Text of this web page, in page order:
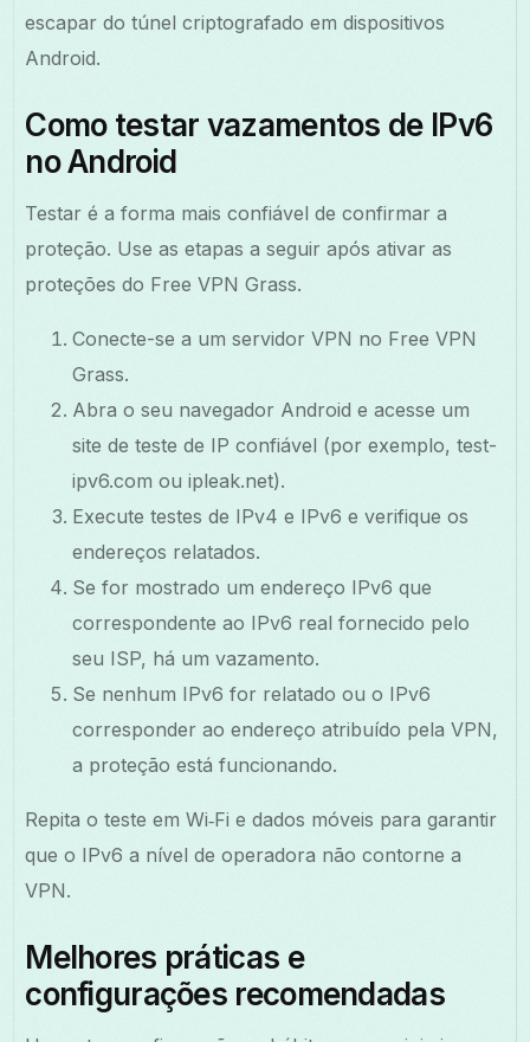
escapar do túnel criptografado em dispositivos
Android.
Como testar vazamentos de IPv6
no Android
Testar é a forma mais confiável de confirmar a
proteção. Use as etapas a seguir após ativar as
proteções do Free VPN Grass.
Conecte-se a um servidor VPN no Free VPN
Grass.
Abra o seu navegador Android e acesse um
site de teste de IP confiável (por exemplo, test-
ipv6.com ou ipleak.net).
Execute testes de IPv4 e IPv6 e verifique os
endereços relatados.
Se for mostrado um endereço IPv6 que
correspondente ao IPv6 real fornecido pelo
seu ISP, há um vazamento.
Se nenhum IPv6 for relatado ou o IPv6
corresponder ao endereço atribuído pela VPN,
a proteção está funcionando.
Repita o teste em Wi‑Fi e dados móveis para garantir
que o IPv6 a nível de operadora não contorne a
VPN.
Melhores práticas e
configurações recomendadas